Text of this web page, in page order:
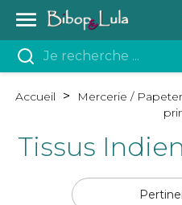

Accueil Mercerie /
Tissus